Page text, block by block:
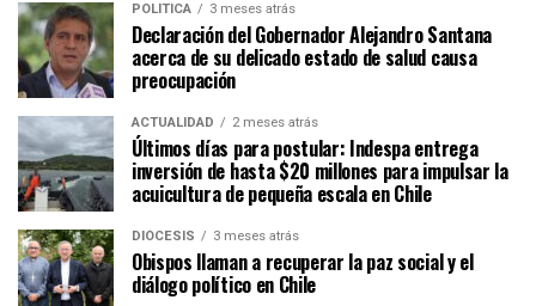
POLÍTICA 3 meses atrás
Declaración del Gobernador Alejandro Santana
acerca de su delicado estado de salud causa
preocupación
ACTUALIDAD 2 meses atrás
Últimos días para postular: Indespa entrega
inversión de hasta $20 millones para impulsar la
acuicultura de pequeña escala en Chile
DIÓCESIS 3 meses atrás
Obispos llaman a recuperar la paz social y el
diálogo político en Chile